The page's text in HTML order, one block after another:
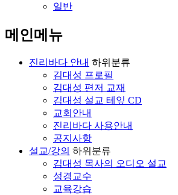
일반
메인메뉴
진리바다 안내 하위분류
김대성 프로필
김대성 편저 교재
김대성 설교 테잎 CD
교회안내
진리바다 사용안내
공지사항
설교/강의 하위분류
김대성 목사의 오디오 설교
성경교수
교육강습